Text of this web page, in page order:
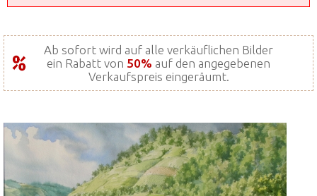
Ab sofort wird auf alle verkäuflichen Bilder
ein Rabatt von 50% auf den angegebenen
Verkaufspreis eingeräumt.